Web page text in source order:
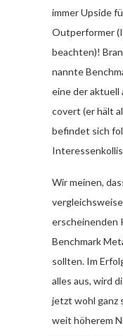
immer Upside
Outperformer
beachten)!
nannte
eine der aktuell
covert (er hält
befindet sich
Wir meinen,
erscheinenden
Benchmark
sollten. Im
alles aus, wird
jetzt wohl ganz
weit höherem